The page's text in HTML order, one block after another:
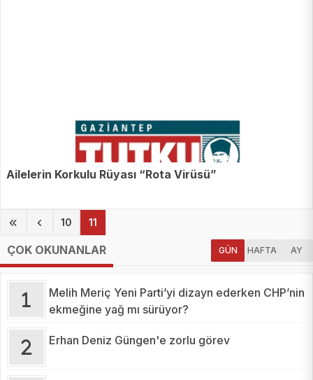
Ailelerin Korkulu Rüyası “Rota Virüsü”
10 11
ÇOK OKUNANLAR GÜN HAFTA AY
Melih Meriç Yeni Parti’yi dizayn ederken CHP’nin
ekmeğine yağ mı sürüyor?
Erhan Deniz Güngen'e zorlu görev